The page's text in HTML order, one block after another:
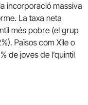
incorporació massiva
La taxa neta
més pobre (el grup
Països com Xile o
de joves de l’quintil